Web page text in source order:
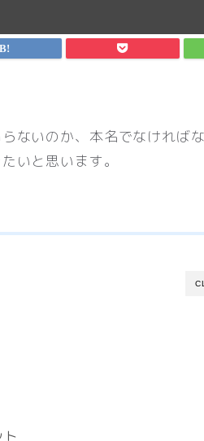
ないのか、本名でなければ
いと思います。